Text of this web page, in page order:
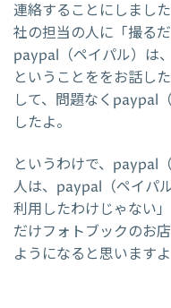
連絡することにしまし
社の担当の人に「撮る
paypal（ペイパル）は
ということををお話し
して、問題なくpaypal
したよ。
というわけで、paypal
人は、paypal（ペイパ
利用したわけじゃない
だけフォトブックのお
ようになると思いますよ